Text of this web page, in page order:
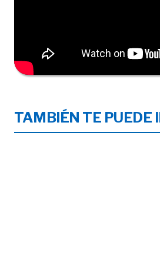
TAMBIÉN TE PUEDE